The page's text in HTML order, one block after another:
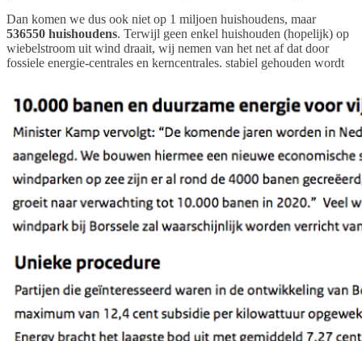
Dan komen we dus ook niet op 1 miljoen huishoudens, maar
536550 huishoudens. Terwijl geen enkel huishouden (hopelijk) op
wiebelstroom uit wind draait, wij nemen van het net af dat door
fossiele energie-centrales en kerncentrales. stabiel gehouden wordt